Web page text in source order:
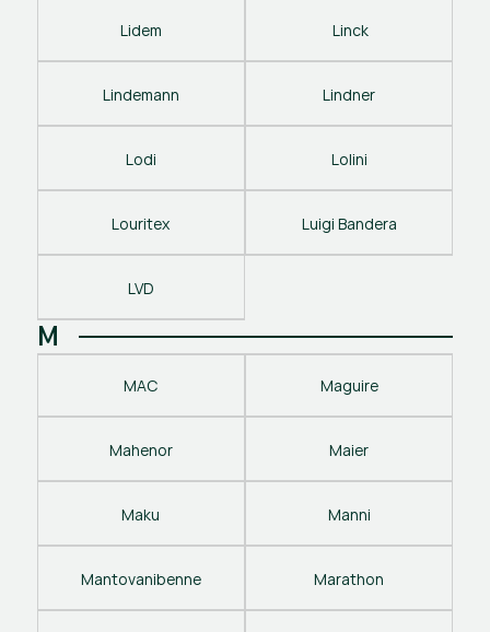
Lidem Linck
Lindemann Lindner
Lodi Lolini
Louritex Luigi Bandera
LVD
M
MAC Maguire
Mahenor Maier
Maku Manni
Mantovanibenne Marathon